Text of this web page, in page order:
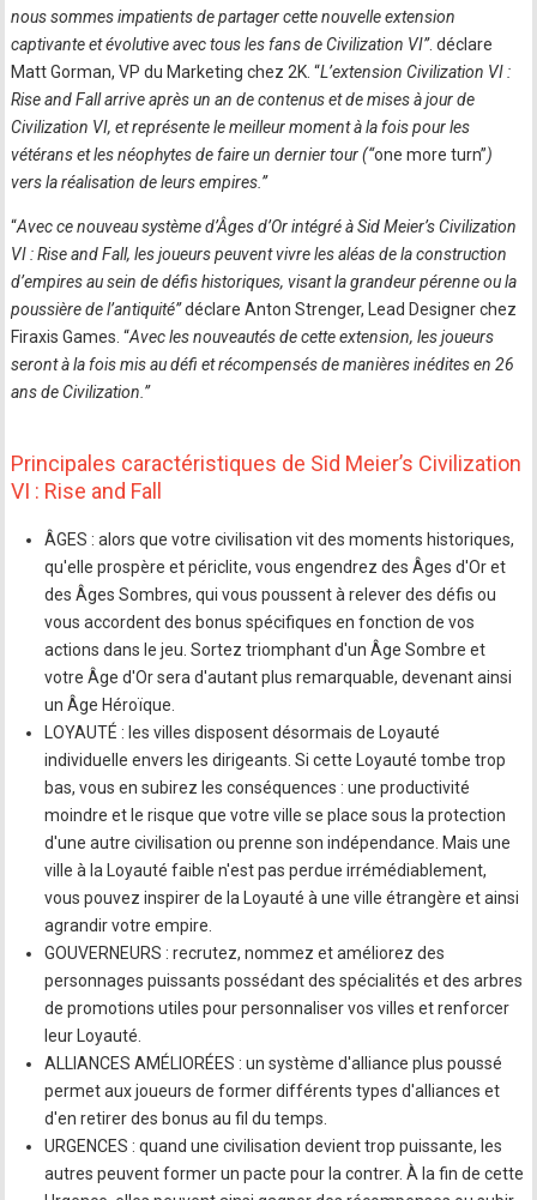
nous sommes impatients de partager cette nouvelle extension
captivante et évolutive avec tous les fans de Civilization VI”. déclare
Matt Gorman, VP du Marketing chez 2K. “L’extension Civilization VI :
Rise and Fall arrive après un an de contenus et de mises à jour de
Civilization VI, et représente le meilleur moment à la fois pour les
vétérans et les néophytes de faire un dernier tour (“one more turn”)
vers la réalisation de leurs empires.”
“Avec ce nouveau système d’Âges d’Or intégré à Sid Meier’s Civilization
VI : Rise and Fall, les joueurs peuvent vivre les aléas de la construction
d’empires au sein de défis historiques, visant la grandeur pérenne ou la
poussière de l’antiquité”déclare Anton Strenger, Lead Designer chez
Firaxis Games. “Avec les nouveautés de cette extension, les joueurs
seront à la fois mis au défi et récompensés de manières inédites en 26
ans de Civilization.”
Principales caractéristiques de Sid Meier’s Civilization
VI : Rise and Fall
ÂGES : alors que votre civilisation vit des moments historiques,
qu'elle prospère et périclite, vous engendrez des Âges d'Or et
des Âges Sombres, qui vous poussent à relever des défis ou
vous accordent des bonus spécifiques en fonction de vos
actions dans le jeu. Sortez triomphant d'un Âge Sombre et
votre Âge d'Or sera d'autant plus remarquable, devenant ainsi
un Âge Héroïque.
LOYAUTÉ : les villes disposent désormais de Loyauté
individuelle envers les dirigeants. Si cette Loyauté tombe trop
bas, vous en subirez les conséquences : une productivité
moindre et le risque que votre ville se place sous la protection
d'une autre civilisation ou prenne son indépendance. Mais une
ville à la Loyauté faible n'est pas perdue irrémédiablement,
vous pouvez inspirer de la Loyauté à une ville étrangère et ainsi
agrandir votre empire.
GOUVERNEURS : recrutez, nommez et améliorez des
personnages puissants possédant des spécialités et des arbres
de promotions utiles pour personnaliser vos villes et renforcer
leur Loyauté.
ALLIANCES AMÉLIORÉES : un système d'alliance plus poussé
permet aux joueurs de former différents types d'alliances et
d'en retirer des bonus au fil du temps.
URGENCES : quand une civilisation devient trop puissante, les
autres peuvent former un pacte pour la contrer. À la fin de cette